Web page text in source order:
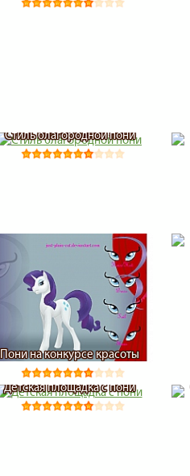
Стиль благородной пони
Пони на конкурсе красоты
Детская площадка с пони